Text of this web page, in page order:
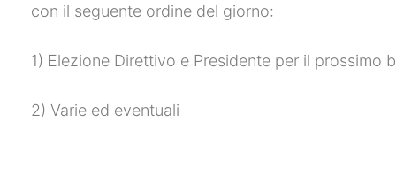
con il seguente ordine del giorno:
1) Elezione Direttivo e Presidente per il prossimo
2) Varie ed eventuali